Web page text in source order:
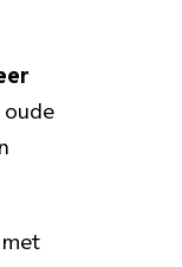
oude